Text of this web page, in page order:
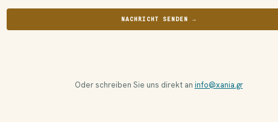
NACHRICHT SENDEN →
Oder schreiben Sie uns direkt an info@xania.gr